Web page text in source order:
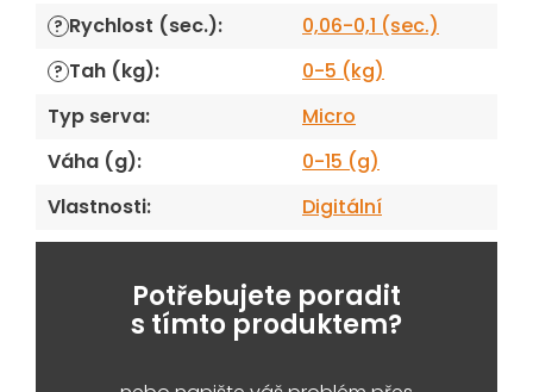
? Rychlost (sec.): 0,06-0,1 (sec.)
? Tah (kg):
0-5 (kg)
Typ serva:
Micro
Váha (g):
0-15 (g)
Vlastnosti: Digitální
Potřebujete poradit
s tímto produktem?